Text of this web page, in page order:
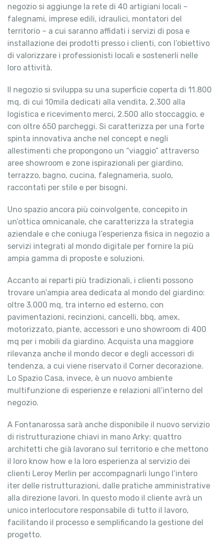
negozio si aggiunge la rete di 40 artigiani locali –
falegnami, imprese edili, idraulici, montatori del
territorio – a cui saranno affidati i servizi di posa e
installazione dei prodotti presso i clienti, con l’obiettivo
di valorizzare i professionisti locali e sostenerli nelle
loro attività.
Il negozio si sviluppa su una superficie coperta di 11.800
mq, di cui 10mila dedicati alla vendita, 2.300 alla
logistica e ricevimento merci, 2.500 allo stoccaggio, e
con oltre 650 parcheggi. Si caratterizza per una forte
spinta innovativa anche nel concept e negli
allestimenti che propongono un “viaggio” attraverso
aree showroom e zone ispirazionali per giardino,
terrazzo, bagno, cucina, falegnameria, suolo,
raccontati per stile e per bisogni.
Uno spazio ancora più coinvolgente, concepito in
un’ottica omnicanale, che caratterizza la strategia
aziendale e che coniuga l’esperienza fisica in negozio a
servizi integrati al mondo digitale per fornire la più
ampia gamma di proposte e soluzioni.
Accanto ai reparti più tradizionali, i clienti possono
trovare un’ampia area dedicata al mondo del giardino:
oltre 3.000 mq, tra interno ed esterno, con
pavimentazioni, recinzioni, cancelli, bbq, amex,
motorizzato, piante, accessori e uno showroom di 400
mq per i mobili da giardino. Acquista una maggiore
rilevanza anche il mondo decor e degli accessori di
tendenza, a cui viene riservato il Corner decorazione.
Lo Spazio Casa, invece, è un nuovo ambiente
multifunzione di esperienze e relazioni all’interno del
negozio.
A Fontanarossa sarà anche disponibile il nuovo servizio
di ristrutturazione chiavi in mano Arky: quattro
architetti che già lavorano sul territorio e che mettono
il loro know how e la loro esperienza al servizio dei
clienti Leroy Merlin per accompagnarli lungo l’intero
iter delle ristrutturazioni, dalle pratiche amministrative
alla direzione lavori. In questo modo il cliente avrà un
unico interlocutore responsabile di tutto il lavoro,
facilitando il processo e semplificando la gestione del
progetto.